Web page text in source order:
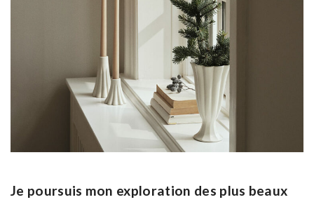
Je poursuis mon exploration des plus beaux